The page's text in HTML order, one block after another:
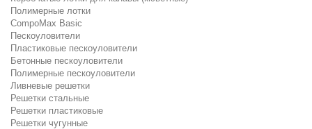
Полимерные лотки
CompoMax Basic
Пескоуловители
Пластиковые пескоуловители
Бетонные пескоуловители
Полимерные пескоуловители
Ливневые решетки
Решетки стальные
Решетки пластиковые
Решетки чугунные